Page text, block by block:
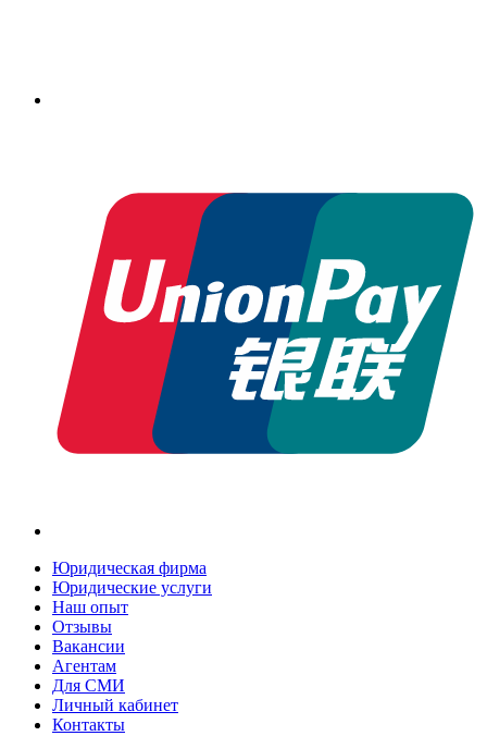
Юридическая фирма
Юридические услуги
Наш опыт
Отзывы
Вакансии
Агентам
Для СМИ
Личный кабинет
Контакты